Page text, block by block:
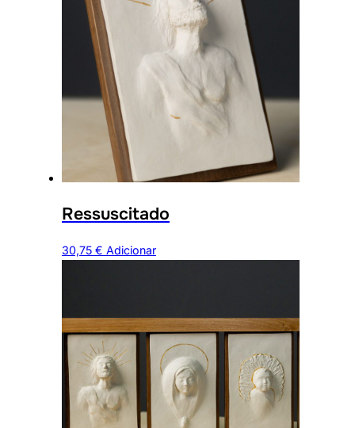
Ressuscitado
30,75 € Adicionar